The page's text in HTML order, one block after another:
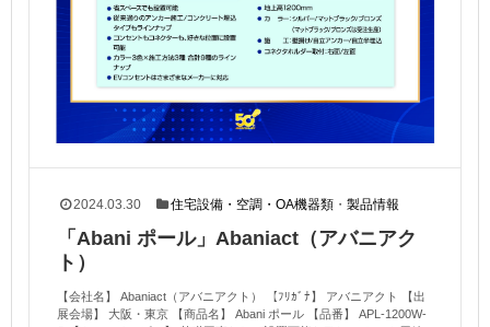
2024.03.30 住宅設備・空調・OA機器類 ・製品情報
「Abani ポール」Abaniact（アバニアク
ト）
【会社名】 Abaniact（アバニアクト） 【ﾌﾘｶﾞﾅ】 アバニアクト 【出
展会場】 大阪・東京 【商品名】 Abani ポール 【品番】 APL-1200W-